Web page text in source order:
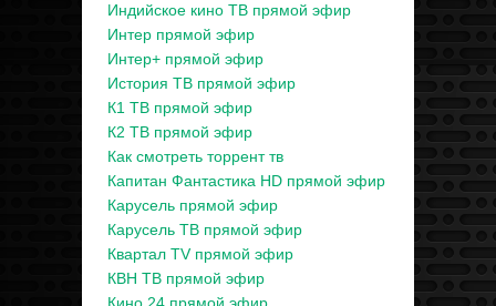
Индийское кино ТВ прямой эфир
Интер прямой эфир
Интер+ прямой эфир
История ТВ прямой эфир
К1 ТВ прямой эфир
К2 ТВ прямой эфир
Как смотреть торрент тв
Капитан Фантастика HD прямой эфир
Карусель прямой эфир
Карусель ТВ прямой эфир
Квартал TV прямой эфир
КВН ТВ прямой эфир